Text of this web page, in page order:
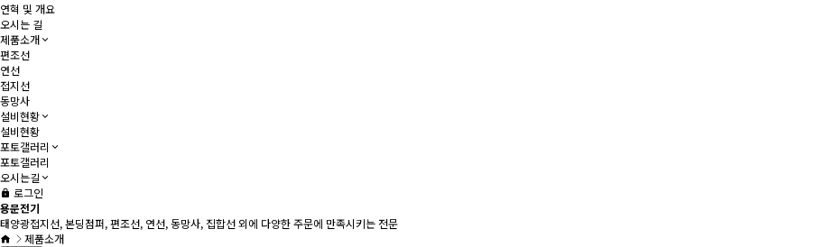
연혁 및 개요
오시는 길
제품소개
편조선
연선
접지선
동망사
설비현황
설비현황
포토갤러리
포토갤러리
오시는길
로그인
용문전기
태양광접지선, 본딩점퍼, 편조선, 연선, 동망사, 집합선 외에 다양한 주문에 만족시키는 전문
제품소개